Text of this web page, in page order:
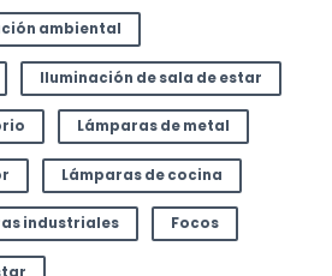
ambiental
Iluminación de sala de estar
Lámparas de metal
Lámparas de cocina
industriales Focos